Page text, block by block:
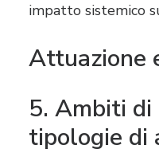
impatto sistemico
Attuazione
5. Ambiti di
tipologie di